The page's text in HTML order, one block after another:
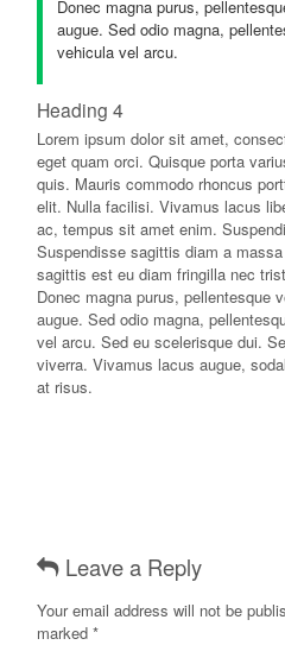
Donec magna purus,
augue. Sed odio magna,
vehicula vel arcu.
Heading 4
Lorem ipsum dolor sit amet,
eget quam orci. Quisque porta
quis. Mauris commodo rhoncus
elit. Nulla facilisi. Vivamus lacus
ac, tempus sit amet enim.
Suspendisse sagittis diam a
sagittis est eu diam fringilla nec
Donec magna purus, pellentesque
augue. Sed odio magna,
vel arcu. Sed eu scelerisque dui.
viverra. Vivamus lacus augue,
at risus.
Leave a Reply
Your email address will not be
marked*